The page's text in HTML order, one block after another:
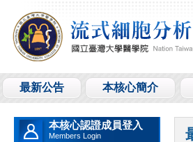
最新公告 本核心簡介
本核心認證成員登入
Members Login